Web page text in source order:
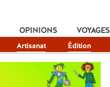
Artisanat Édition
OPINIONS VOYAGES